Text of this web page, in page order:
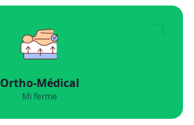
Ortho-Médical
Mi ferme